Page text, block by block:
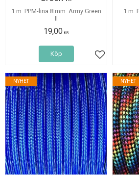
1 m. PPM-lina 8 mm. Army Green
II
19,00 KR
Lägg till i
Köp
1 m.
NYHET NYHET